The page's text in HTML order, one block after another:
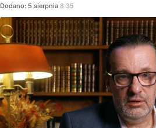
Dodano: 5 sierpnia 8:35